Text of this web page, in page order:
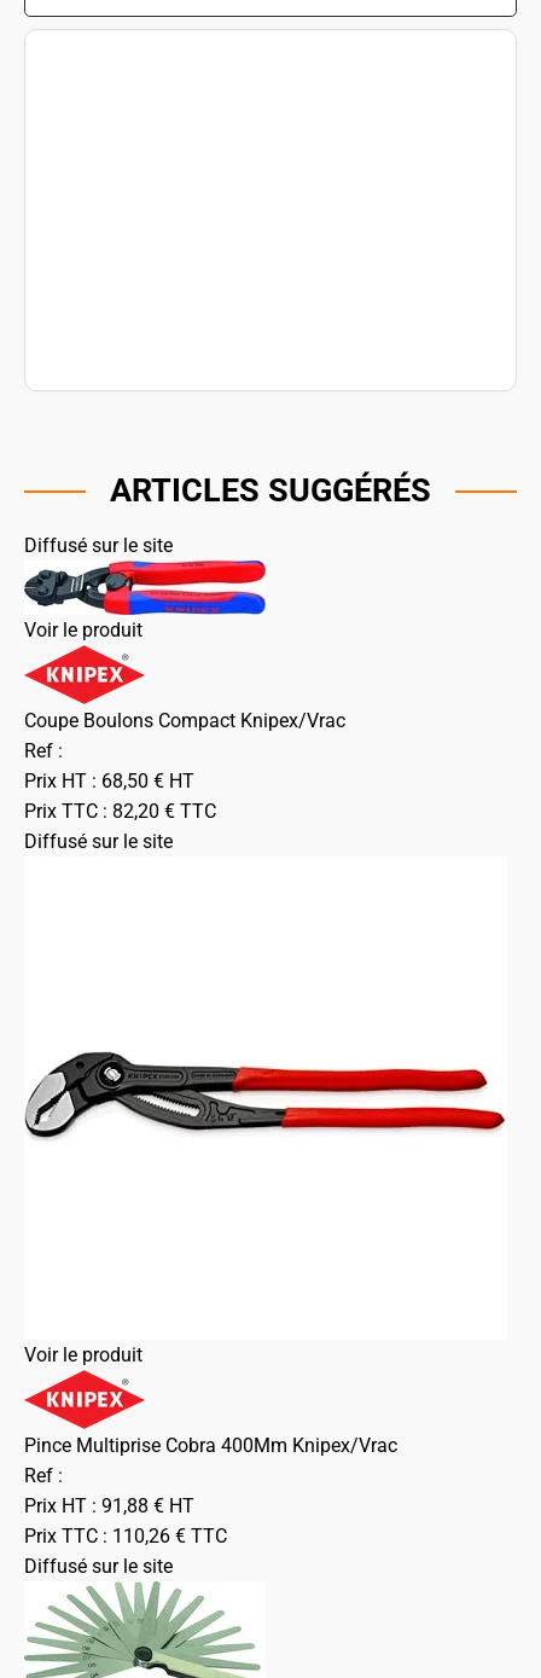
ARTICLES SUGGÉRÉS
Diffusé sur le site
Voir le produit
Coupe Boulons Compact Knipex/Vrac
Ref :
Prix HT : 68,50 € HT
Prix TTC : 82,20 € TTC
Diffusé sur le site
Voir le produit
Pince Multiprise Cobra 400Mm Knipex/Vrac
Ref :
Prix HT : 91,88 € HT
Prix TTC : 110,26 € TTC
Diffusé sur le site